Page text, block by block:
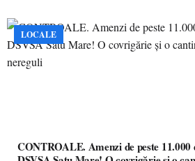
LOCALE
CONTROALE. Amenzi de peste 11.000